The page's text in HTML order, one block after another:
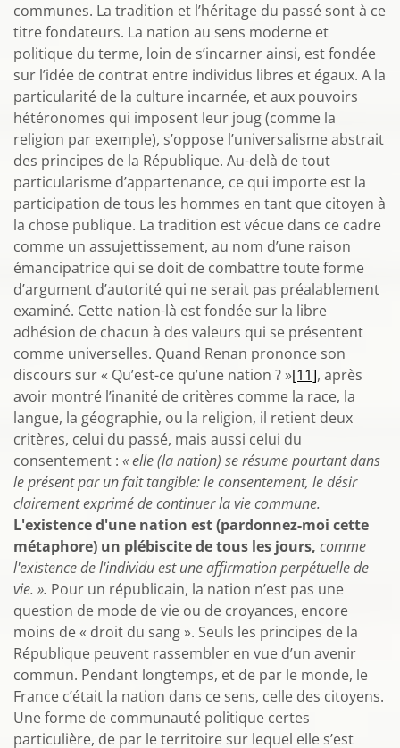
communes. La tradition et l’héritage du passé sont à ce
titre fondateurs. La nation au sens moderne et
politique du terme, loin de s’incarner ainsi, est fondée
sur l’idée de contrat entre individus libres et égaux. A la
particularité de la culture incarnée, et aux pouvoirs
hétéronomes qui imposent leur joug (comme la
religion par exemple), s’oppose l’universalisme abstrait
des principes de la République. Au-delà de tout
particularisme d’appartenance, ce qui importe est la
participation de tous les hommes en tant que citoyen à
la chose publique. La tradition est vécue dans ce cadre
comme un assujettissement, au nom d’une raison
émancipatrice qui se doit de combattre toute forme
d’argument d’autorité qui ne serait pas préalablement
examiné. Cette nation-là est fondée sur la libre
adhésion de chacun à des valeurs qui se présentent
comme universelles. Quand Renan prononce son
discours sur « Qu’est-ce qu’une nation ? »[11], après
avoir montré l’inanité de critères comme la race, la
langue, la géographie, ou la religion, il retient deux
critères, celui du passé, mais aussi celui du
consentement : « elle (la nation) se résume pourtant dans
le présent par un fait tangible: le consentement, le désir
clairement exprimé de continuer la vie commune.
L'existence d'une nation est (pardonnez-moi cette
métaphore) un plébiscite de tous les jours, comme
l'existence de l'individu est une affirmation perpétuelle de
vie. ». Pour un républicain, la nation n’est pas une
question de mode de vie ou de croyances, encore
moins de « droit du sang ». Seuls les principes de la
République peuvent rassembler en vue d’un avenir
commun. Pendant longtemps, et de par le monde, le
France c’était la nation dans ce sens, celle des citoyens.
Une forme de communauté politique certes
particulière, de par le territoire sur lequel elle s’est